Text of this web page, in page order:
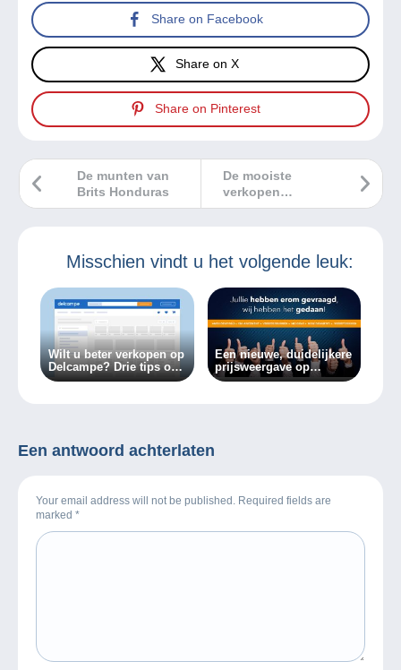
Share on Facebook
Share on X
Share on Pinterest
De mooiste
verkopen
Delcampe juni
De munten van
Brits Honduras
Misschien vindt u het volgende leuk:
Wilt u beter verkopen op
Delcampe? Drie tips om
dat te doen!
Een nieuwe, duidelijkere
prijsweergave op
Delcampe
Een antwoord achterlaten
Your email address will not be published. Required fields are
marked *